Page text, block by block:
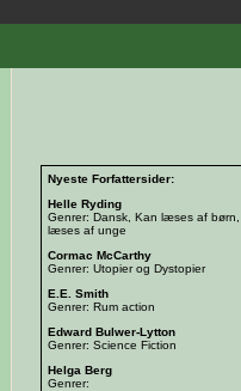
Nyeste Forfattersider:
Helle Ryding
Genrer: Dansk, Kan læses af
læses af unge
Cormac McCarthy
Genrer: Utopier og Dystopier
E.E. Smith
Genrer: Rum action
Edward Bulwer-Lytton
Genrer: Science Fiction
Helga Berg
Genrer: